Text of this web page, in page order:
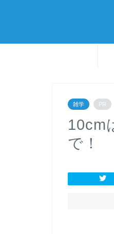
雑学 PR
10cm
で！